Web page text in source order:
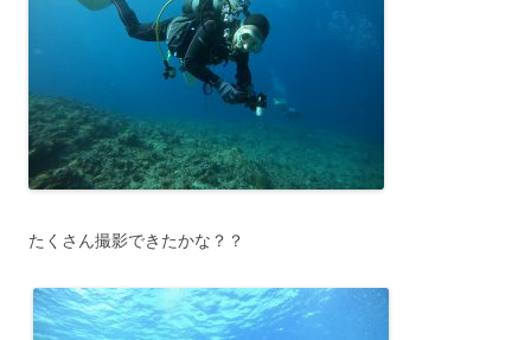
たくさん撮影できたかな？？